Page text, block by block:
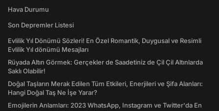
Hava Durumu
Son Depremler Listesi
Evlilik Yıl Dönümü Sözleri! En Özel Romantik, Duygusal ve Resimli
Evlilik Yıl dönümü Mesajları
Rüyada Altın Görmek: Gerçekler de Saadetiniz de Çil Çil Altınlarda
Saklı Olabilir!
Doğal Taşların Merak Edilen Tüm Etkileri, Enerjileri ve Şifa Alanları:
Hangi Doğal Taş Ne İşe Yarar?
Emojilerin Anlamları: 2023 WhatsApp, Instagram ve Twitter'da En